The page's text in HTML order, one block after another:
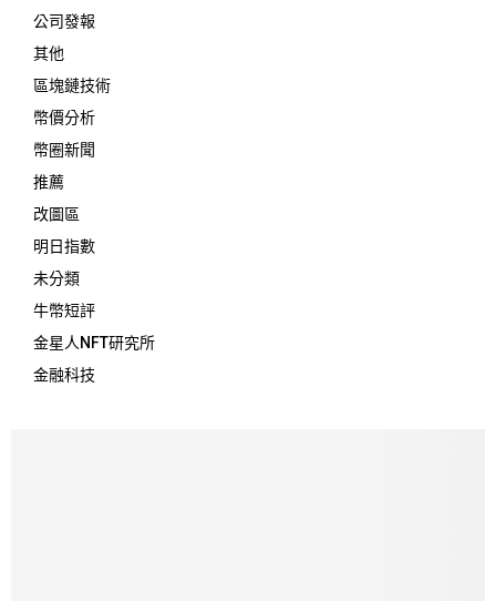
公司發報
其他
區塊鏈技術
幣價分析
幣圈新聞
推薦
改圖區
明日指數
未分類
牛幣短評
金星人NFT研究所
金融科技